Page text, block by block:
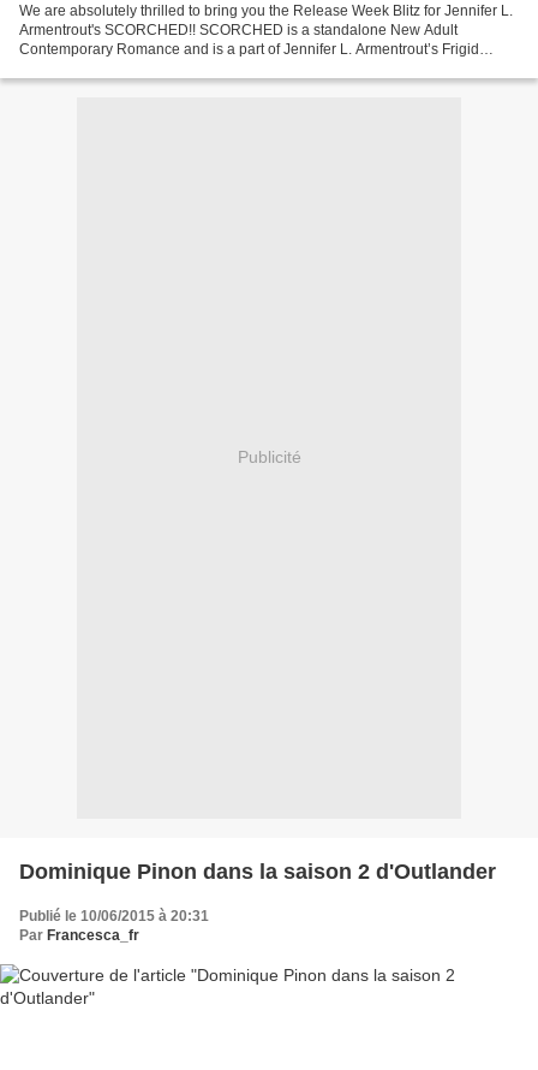
We are absolutely thrilled to bring you the Release Week Blitz for Jennifer L.
Armentrout's SCORCHED!! SCORCHED is a standalone New Adult
Contemporary Romance and is a part of Jennifer L. Armentrout’s Frigid
Publicité
Dominique Pinon dans la saison 2 d'Outlander
Publié le 10/06/2015 à 20:31
Par Francesca_fr